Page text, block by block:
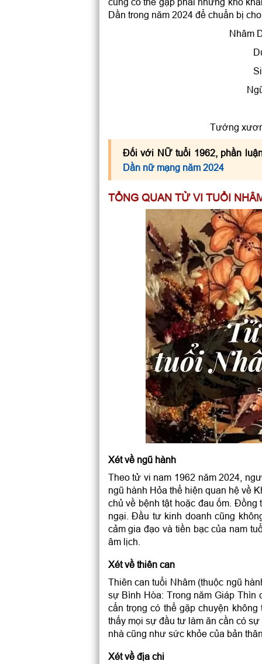
Năm 2024 nam mạng tuổi
Nam tuổi Nhâm Dần năm
Hướng tốt xuất hành đầu
Dần trong năm 2024 để chuẩn bị
Nhâm
Tướng
Đối với NỮ tuổi 1962, phần
Dần nữ mạng năm 2024
TỔNG QUAN TỬ VI TUỔI
Xét về ngũ hành
Theo tử vi nam 1962 năm 2024,
ngũ hành Hỏa thể hiện quan hệ về
chủ về bệnh tật hoặc đau ốm.
ngại. Đầu tư kinh doanh cũng
cảm gia đạo và tiền bạc của nam
âm lịch.
Xét về thiên can
Thiên can tuổi Nhâm (thuộc ngũ
sự Bình Hòa: Trong năm Giáp
cẩn trọng có thể gặp chuyện
thấy mọi sự đầu tư làm ăn cần có
nhà cũng như sức khỏe của bản
Xét về địa chi